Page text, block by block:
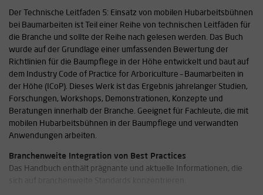
Der Technische Leitfaden 5: Einsatz von mobilen Hubarbeitsbühnen
bei Baumarbeiten ist Teil einer Reihe von technischen Leitfäden für
die Branche und sollte der Reihe nach gelesen werden. Das Buch
wurde auf der Grundlage einer umfassenden Bewertung der
Richtlinien für die Baumpflege in der Höhe entwickelt und baut auf
dem Industry Code of Practice for Arboriculture – Baumarbeiten in
der Höhe (ICoP). Dieses Werk ist das Ergebnis jahrelanger Studien,
Forschungen, Workshops, Demonstrationen, Konzepte und
Beratungen innerhalb der Branche. Geeignet für Fachleute, die mit
mobilen Hubarbeitsbühnen in der Baumpflege und verwandten
Anwendungen arbeiten.
Branchenweite Integration von Best Practices
Das Handbuch enthält prägnante und aktuelle Informationen, die